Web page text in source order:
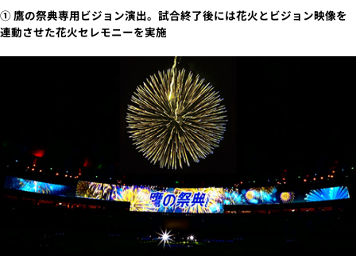
① 鷹の祭典専用ビジョン演出。試合終了後には花火とビジョン映像を
連動させた花火セレモニーを実施